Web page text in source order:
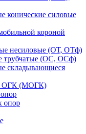
конические силовые
короной
несиловые (ОТ, ОТф)
трубчатые (ОС, ОСф)
складывающиеся
ОГК (МОГК)
опор